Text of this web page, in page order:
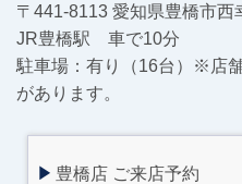
〒441-8113 愛知県豊橋市西
JR豊橋駅 車で10分
駐車場：有り（16台）※店
があります。
豊橋店 ご来店予約